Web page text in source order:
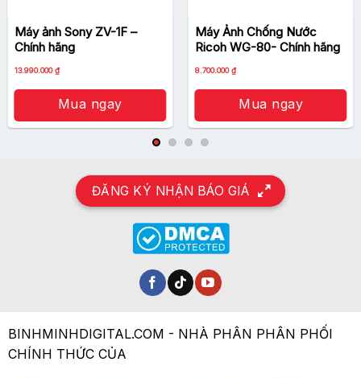
Cảm biến APS-C CMOS 24.2MP và bộ xử lý
hình ảnh GR Engine 6
Trang bị thiết kế nâng cấp, cảm biến APS-C
Engine 6 cho ảnh DNG 14 bit hoặc ảnh tĩnh
JPEG có độ phân giải cao hơn với tông màu
ấn tượng, render màu tự nhiên, và độ nhạy
sáng cao từ ISO 100-102400. Bên cạnh độ
phân giải cao, ảnh góc rộng, bộ đôi chế độ
crop hữu dụng 35mm 15MP và 50mm 7MP
tiêu cự khác nhau.
Máy ảnh Sony ZV-1F –
Chính hãng
13.990.000₫
Mua ngay
Máy Ảnh Chống Nước
Ricoh WG-80- Chính hãng
8.700.000₫
Mua ngay
ĐĂNG KÝ NHẬN BÁO GIÁ
BINHMINHDIGITAL.COM - NHÀ PHÂN PHÂN PHỐI
CHÍNH THỨC CỦA